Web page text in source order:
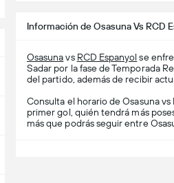
Información de Osasuna Vs RCD
Osasunavs RCD Espanyol se
Sadar por la fase de Temporada
del partido, además de recibir
Consulta el horario de Osasuna
primer gol, quién tendrá más
más que podrás seguir entre